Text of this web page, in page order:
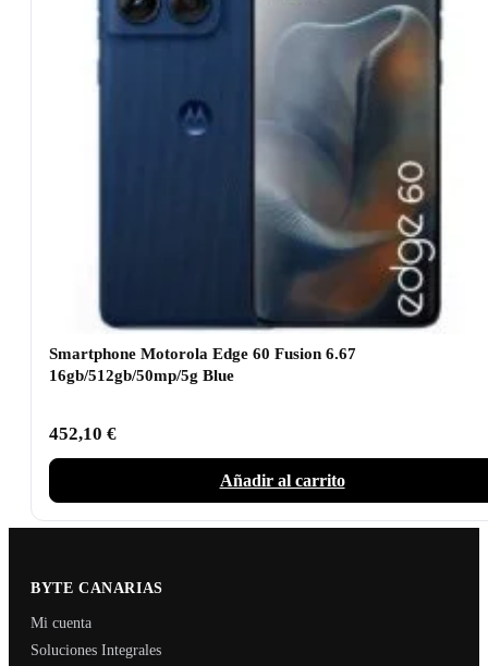
Smartphone Motorola Edge 60 Fusion 6.67
16gb/512gb/50mp/5g Blue
452,10 €
Añadir al carrito
BYTE CANARIAS
Mi cuenta
Soluciones Integrales